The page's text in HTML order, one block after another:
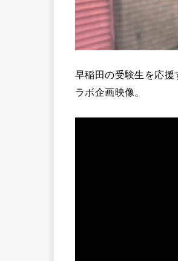
早稲田の受験生を応
ラボ企画映像。